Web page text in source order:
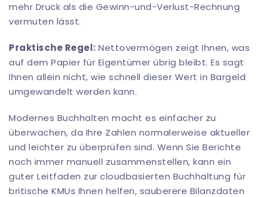
mehr Druck als die Gewinn-und-Verlust-Rechnung
vermuten lässt.
Praktische Regel: Nettovermögen zeigt Ihnen, was
auf dem Papier für Eigentümer übrig bleibt. Es sagt
Ihnen allein nicht, wie schnell dieser Wert in Bargeld
umgewandelt werden kann.
Modernes Buchhalten macht es einfacher zu
überwachen, da Ihre Zahlen normalerweise aktueller
und leichter zu überprüfen sind. Wenn Sie Berichte
noch immer manuell zusammenstellen, kann ein
guter Leitfaden zur cloudbasierten Buchhaltung für
britische KMUs Ihnen helfen, sauberere Bilanzdaten